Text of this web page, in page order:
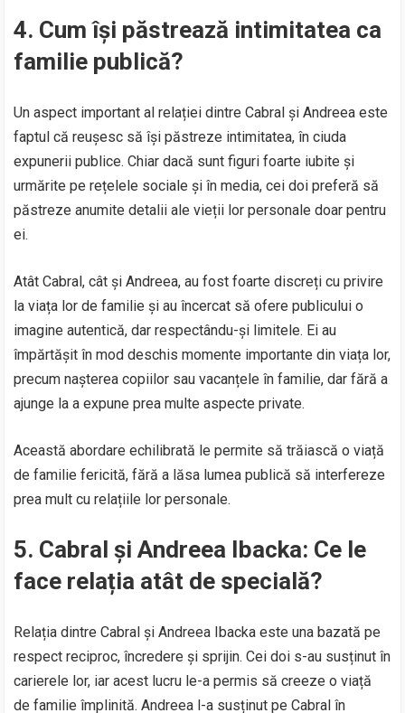
4. Cum își păstrează intimitatea ca
familie publică?
Un aspect important al relației dintre Cabral și Andreea este
faptul că reușesc să își păstreze intimitatea, în ciuda
expunerii publice. Chiar dacă sunt figuri foarte iubite și
urmărite pe rețelele sociale și în media, cei doi preferă să
păstreze anumite detalii ale vieții lor personale doar pentru
ei.
Atât Cabral, cât și Andreea, au fost foarte discreți cu privire
la viața lor de familie și au încercat să ofere publicului o
imagine autentică, dar respectându-și limitele. Ei au
împărtășit în mod deschis momente importante din viața lor,
precum nașterea copiilor sau vacanțele în familie, dar fără a
ajunge la a expune prea multe aspecte private.
Această abordare echilibrată le permite să trăiască o viață
de familie fericită, fără a lăsa lumea publică să interfereze
prea mult cu relațiile lor personale.
5. Cabral și Andreea Ibacka: Ce le
face relația atât de specială?
Relația dintre Cabral și Andreea Ibacka este una bazată pe
respect reciproc, încredere și sprijin. Cei doi s-au susținut în
carierele lor, iar acest lucru le-a permis să creeze o viață
de familie împlinită. Andreea l-a susținut pe Cabral în